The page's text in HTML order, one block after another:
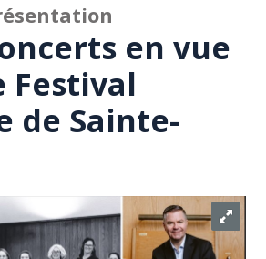
en vue
Festival
de Sainte-